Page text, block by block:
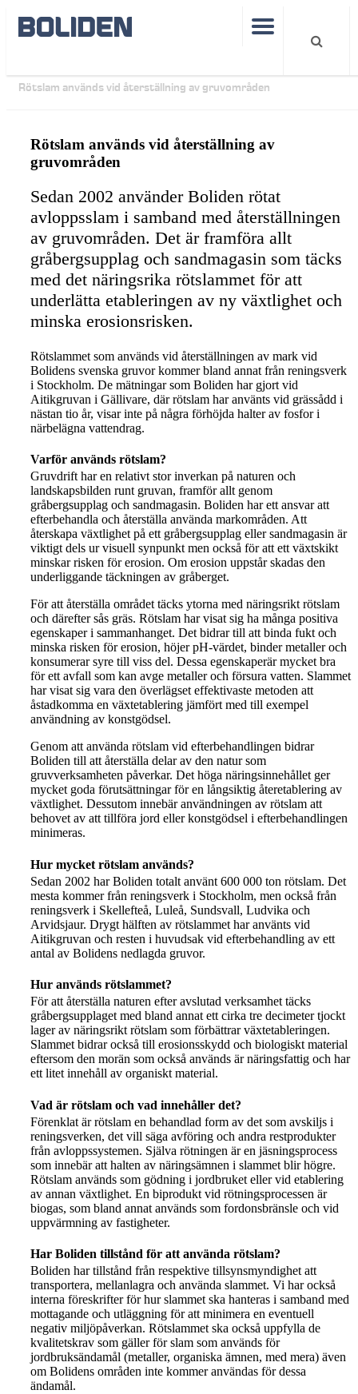
Rötslam används vid återställning av gruvområden
Rötslam används vid återställning av
gruvområden
Sedan 2002 använder Boliden rötat
avloppsslam i samband med återställningen
av gruvområden. Det är framföra allt
gråbergsupplag och sandmagasin som täcks
med det näringsrika rötslammet för att
underlätta etableringen av ny växtlighet och
minska erosionsrisken.
Rötslammet som används vid återställningen av mark vid
Bolidens svenska gruvor kommer bland annat från reningsverk
i Stockholm. De mätningar som Boliden har gjort vid
Aitikgruvan i Gällivare, där rötslam har använts vid grässådd i
nästan tio år, visar inte på några förhöjda halter av fosfor i
närbelägna vattendrag.
Varför används rötslam?
Gruvdrift har en relativt stor inverkan på naturen och
landskapsbilden runt gruvan, framför allt genom
gråbergsupplag och sandmagasin. Boliden har ett ansvar att
efterbehandla och återställa använda markområden. Att
återskapa växtlighet på ett gråbergsupplag eller sandmagasin är
viktigt dels ur visuell synpunkt men också för att ett växtskikt
minskar risken för erosion. Om erosion uppstår skadas den
underliggande täckningen av gråberget.
För att återställa området täcks ytorna med näringsrikt rötslam
och därefter sås gräs. Rötslam har visat sig ha många positiva
egenskaper i sammanhanget. Det bidrar till att binda fukt och
minska risken för erosion, höjer pH-värdet, binder metaller och
konsumerar syre till viss del. Dessa egenskaperär mycket bra
för ett avfall som kan avge metaller och försura vatten. Slammet
har visat sig vara den överlägset effektivaste metoden att
åstadkomma en växtetablering jämfört med till exempel
användning av konstgödsel.
Genom att använda rötslam vid efterbehandlingen bidrar
Boliden till att återställa delar av den natur som
gruvverksamheten påverkar. Det höga näringsinnehållet ger
mycket goda förutsättningar för en långsiktig återetablering av
växtlighet. Dessutom innebär användningen av rötslam att
behovet av att tillföra jord eller konstgödsel i efterbehandlingen
minimeras.
Hur mycket rötslam används?
Sedan 2002 har Boliden totalt använt 600 000 ton rötslam. Det
mesta kommer från reningsverk i Stockholm, men också från
reningsverk i Skellefteå, Luleå, Sundsvall, Ludvika och
Arvidsjaur. Drygt hälften av rötslammet har använts vid
Aitikgruvan och resten i huvudsak vid efterbehandling av ett
antal av Bolidens nedlagda gruvor.
Hur används rötslammet?
För att återställa naturen efter avslutad verksamhet täcks
gråbergsupplaget med bland annat ett cirka tre decimeter tjockt
lager av näringsrikt rötslam som förbättrar växtetableringen.
Slammet bidrar också till erosionsskydd och biologiskt material
eftersom den morän som också används är näringsfattig och har
ett litet innehåll av organiskt material.
Vad är rötslam och vad innehåller det?
Förenklat är rötslam en behandlad form av det som avskiljs i
reningsverken, det vill säga avföring och andra restprodukter
från avloppssystemen. Själva rötningen är en jäsningsprocess
som innebär att halten av näringsämnen i slammet blir högre.
Rötslam används som gödning i jordbruket eller vid etablering
av annan växtlighet. En biprodukt vid rötningsprocessen är
biogas, som bland annat används som fordonsbränsle och vid
uppvärmning av fastigheter.
Har Boliden tillstånd för att använda rötslam?
Boliden har tillstånd från respektive tillsynsmyndighet att
transportera, mellanlagra och använda slammet. Vi har också
interna föreskrifter för hur slammet ska hanteras i samband med
mottagande och utläggning för att minimera en eventuell
negativ miljöpåverkan. Rötslammet ska också uppfylla de
kvalitetskrav som gäller för slam som används för
jordbruksändamål (metaller, organiska ämnen, med mera) även
om Bolidens områden inte kommer användas för dessa
ändamål.